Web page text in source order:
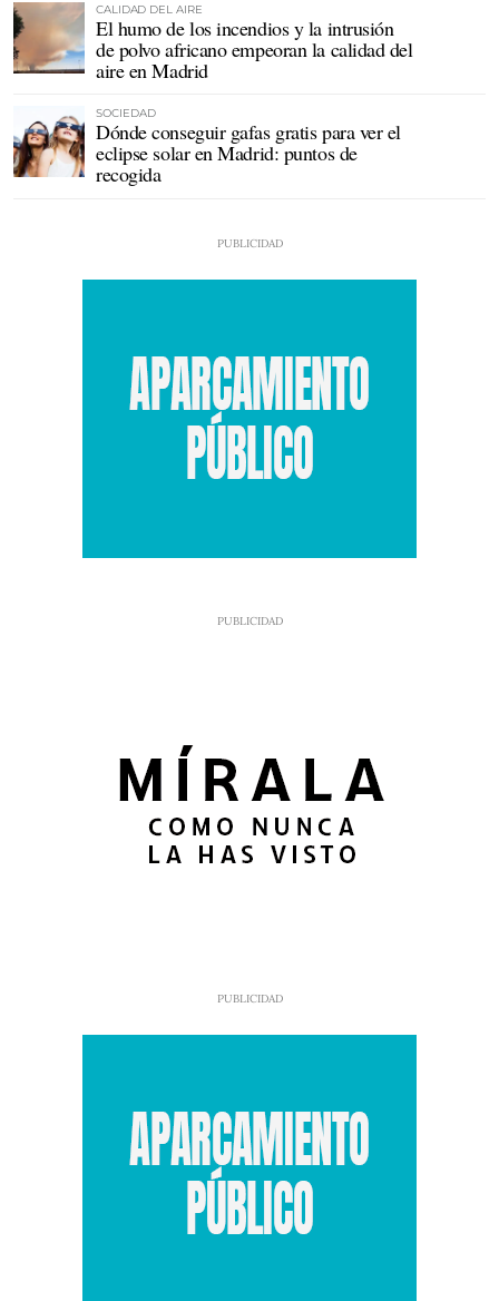
CALIDAD DEL AIRE
El humo de los incendios y la intrusión
de polvo africano empeoran la calidad del
aire en Madrid
SOCIEDAD
Dónde conseguir gafas gratis para ver el
eclipse solar en Madrid: puntos de
recogida